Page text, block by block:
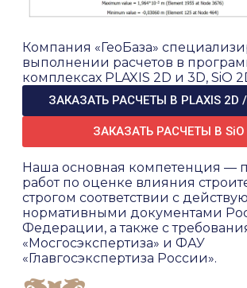
Компания «ГеоБаза»
выполнении расчетов в
комплексах PLAXIS 2D и 3D, SiO
ЗАКАЗАТЬ РАСЧЕТЫ В PLAXIS 2D /
ЗАКАЗАТЬ РАСЧЕТЫ В SiO
Наша основная компетенция —
работ по оценке влияния
строгом соответствии с
нормативными документами
Федерации, а также с
«Мосгосэкспертиза» и ФАУ
«Главгосэкспертиза России».